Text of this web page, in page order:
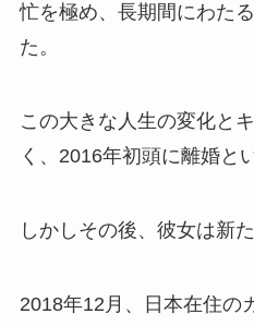
忙を極め、長期間にわた
た。
この大きな人生の変化と
く、2016年初頭に離婚と
しかしその後、彼女は新
2018年12月、日本在住の